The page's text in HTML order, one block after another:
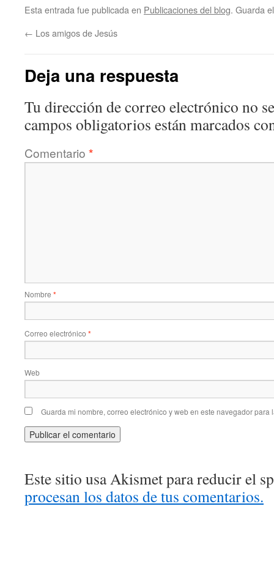
Esta entrada fue publicada en Publicaciones del blog. Guarda
← Los amigos de Jesús
Deja una respuesta
Tu dirección de correo electrónico no
campos obligatorios están marcados
Comentario *
Nombre *
Correo electrónico *
Web
Guarda mi nombre, correo electrónico y web en este navegador para
Este sitio usa Akismet para reducir el
procesan los datos de tus comentarios.